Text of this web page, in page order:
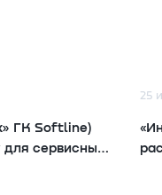
ГК Softline)
сервисных
25